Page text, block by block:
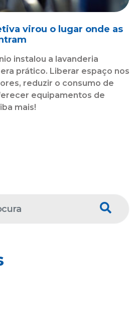
virou o lugar onde as
instalou a lavanderia
prático. Liberar espaço nos
reduzir o consumo de
equipamentos de
mais!